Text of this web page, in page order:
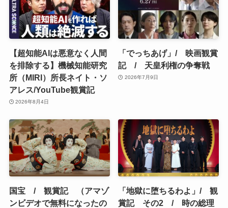
【超知能AIは悪意なく人間
を排除する】機械知能研究
所（MIRI）所長ネイト・ソ
アレス/YouTube観賞記
2026年8月4日
「でっちあげ」/ 映画観賞
記 / 天皇利権の争奪戦
2026年7月9日
国宝 / 観賞記 （アマゾ
ンビデオで無料になったの
「地獄に堕ちるわよ」/ 観
賞記 その2 / 時の総理